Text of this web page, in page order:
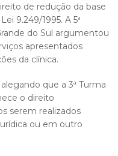
de redução da base
9.249/1995. A 5ª
do Sul argumentou
apresentados
da clínica.
que a 3ª Turma
o direito
serem realizados
ou em outro